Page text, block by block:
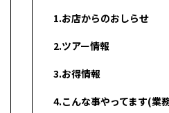
1.お店からのおしらせ
2.ツアー情報
3.お得情報
4.こんな事やってます(業